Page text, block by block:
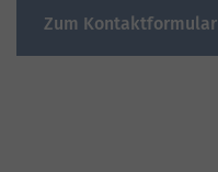
Zum Kontaktformular